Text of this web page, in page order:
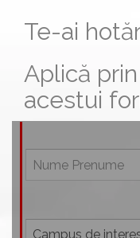
Te-ai
Aplică
acestui